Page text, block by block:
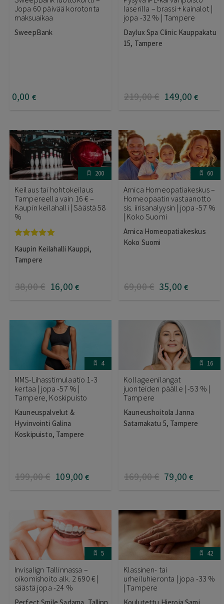
Jopa 60 päivää korotonta
maksuaikaa
SweepBank
0,00 €
laserilla – brassi + kainalot |
jopa -32 % | Tampere
Daylux Spa Clinic Kauppakatu
15, Tampere
219,00€ 149,00 €
200
Keilaus tai hohtokeilaus
Tampereella vain 16 € –
Kaupin keilahalli | Säästä 58
%
tuotteesta:
5.00/ 5
Kaupin Keilahalli Kauppi,
Tampere
38,00€ 16,00 €
60
Arnica Homeopatiakeskus –
Homeopaatin vastaanotto
sis. iirisanalyysin | jopa -57 %
| Koko Suomi
Arnica Homeopatiakeskus
Koko Suomi
69,00€ 35,00 €
4
MMS-Lihasstimulaatio 1-3
kertaa | jopa -57 % |
Tampere, Koskipuisto
Kauneuspalvelut &
Hyvinvointi Galina
Koskipuisto, Tampere
199,00€ 109,00 €
16
Kollageenilangat
juonteiden päälle | -53 % |
Tampere
Kauneushoitola Janna
Satamakatu 5, Tampere
169,00€ 79,00 €
5
Invisalign Tallinnassa –
oikomishoito alk. 2 690 € |
säästä jopa -24 %
42
Klassinen- tai
urheiluhieronta | jopa -33 %
| Tampere